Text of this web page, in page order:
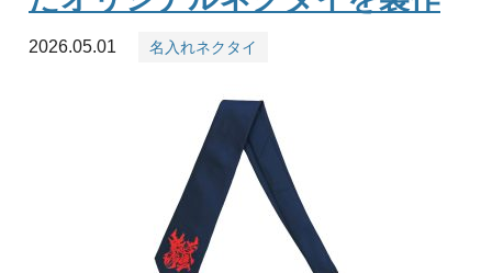
2026.05.01 名入れネクタイ